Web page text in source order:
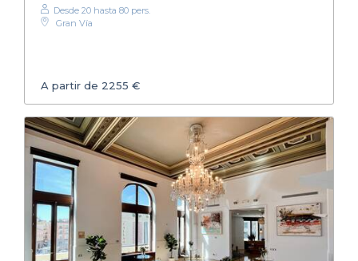
Desde 20 hasta 80 pers.
Gran Vía
A partir de 2255 €